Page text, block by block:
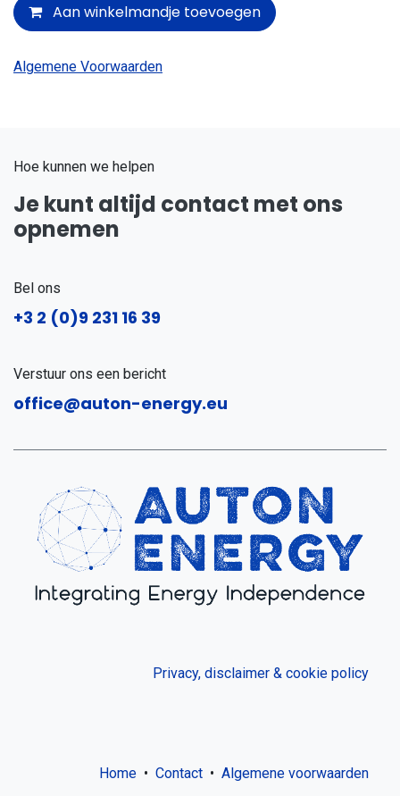
Aan winkelmandje toevoegen
Algemene Voorwaarden
Hoe kunnen we helpen
Je kunt altijd contact met ons
opnemen
Bel ons
+3 2 (0)9 231 16 39
Verstuur ons een bericht
office@auton-energy.eu
Privacy, disclaimer & cookie policy
Home • Contact • Algemene voorwaarden